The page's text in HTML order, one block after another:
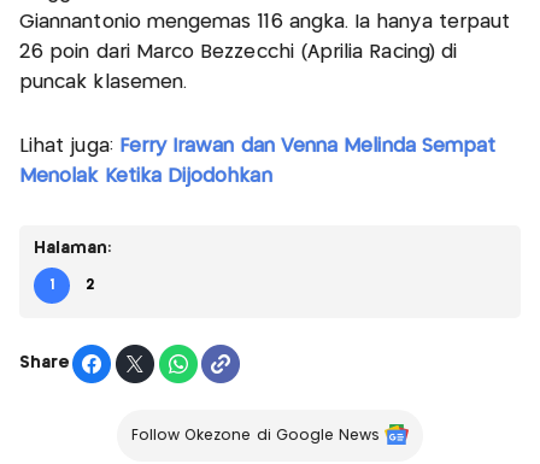
Giannantonio mengemas 116 angka. Ia hanya terpaut
26 poin dari Marco Bezzecchi (Aprilia Racing) di
puncak klasemen.
Lihat juga: Ferry Irawan dan Venna Melinda Sempat
Menolak Ketika Dijodohkan
Halaman:
1 2
Share
Follow Okezone di Google News